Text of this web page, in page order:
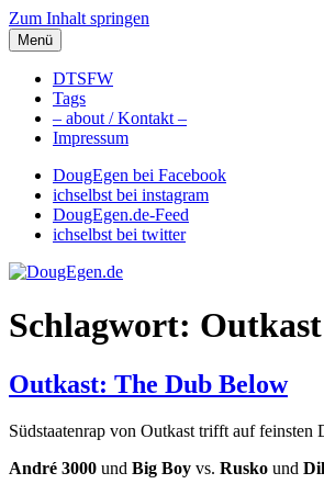
Zum Inhalt springen
DougEgen.de
Musik, Gedanken und Informationen / Ich
Menü
DTSFW
Tags
– about / Kontakt –
Impressum
DougEgen bei Facebook
ichselbst bei instagram
DougEgen.de-Feed
ichselbst bei twitter
Schlagwort: Outkast
Outkast: The Dub Below
Südstaatenrap von Outkast trifft auf
André 3000 und Big Boy vs. Rusko und